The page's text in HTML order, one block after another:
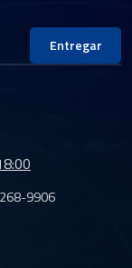
Entregar
9906